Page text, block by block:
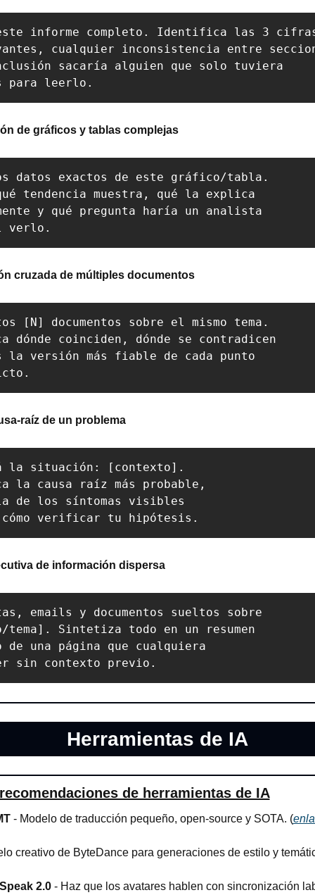
informe completo. Identifica las 3
cualquier inconsistencia entre
sacaría alguien que solo tuviera
para leerlo.
de gráficos y tablas complejas
datos exactos de este gráfico/tabla.
tendencia muestra, qué la explica
y qué pregunta haría un analista
verlo.
cruzada de múltiples documentos
[N] documentos sobre el mismo tema.
dónde coinciden, dónde se contradicen
la versión más fiable de cada punto
raíz de un problema
la situación: [contexto].
la causa raíz más probable,
de los síntomas visibles
cómo verificar tu hipótesis.
de información dispersa
emails y documentos sueltos sobre
tema]. Sintetiza todo en un resumen
una página que cualquiera
sin contexto previo.
Herramientas de IA
de herramientas de IA
- Modelo de traducción pequeño, open-source y SOTA. (
creativo de ByteDance para generaciones de estilo y
2.0 - Haz que los avatares hablen con sincronización